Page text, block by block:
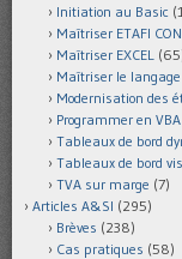
Initiation au Basic
Maîtriser ETAFI
Maîtriser EXCEL
Maîtriser le langage
Modernisation des
Programmer en VBA
Tableaux de bord
Tableaux de bord
TVA sur marge (7)
Articles A&SI (295)
Brèves (238)
Cas pratiques (58)